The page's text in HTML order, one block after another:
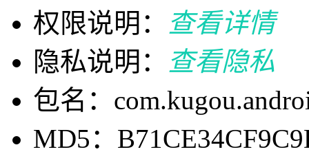
权限说明：
查看详情
隐私说明：
查看隐私
包名：
MD5：